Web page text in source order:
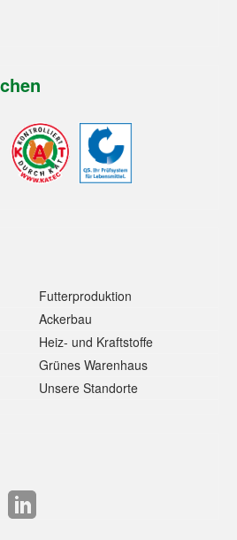
Futterproduktion
Ackerbau
Heiz- und Kraftstoffe
Grünes Warenhaus
Unsere Standorte